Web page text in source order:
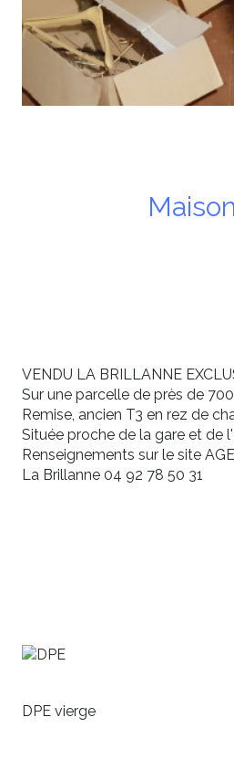
VENDU LA BRILLANNE
Sur une parcelle de près de
Remise, ancien T3 en rez de
Située proche de la gare et de
Renseignements sur le site
La Brillanne 04 92 78 50 31
DPE vierge